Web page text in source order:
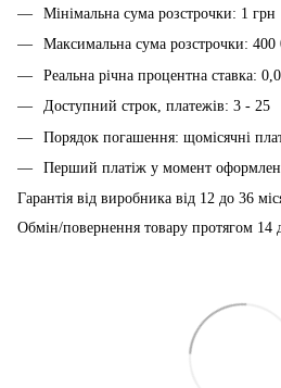
Мінімальна сума розстрочки: 1 грн
Максимальна сума розстрочки: 400
Реальна річна процентна ставка:
Доступний строк, платежів: 3 - 25
Порядок погашення: щомісячні
Перший платіж у момент
Гарантія від виробника від 12 до 36
Обмін/повернення товару протягом 14